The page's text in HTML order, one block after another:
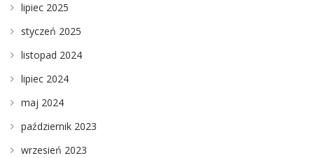
lipiec 2025
styczeń 2025
listopad 2024
lipiec 2024
maj 2024
październik 2023
wrzesień 2023